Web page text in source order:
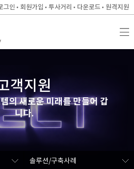
그인 회원가입 투사거리 다운로드 원격지원
객지원
의 새로운 미래를 만들어 갑
니다.
솔루션/구축사례